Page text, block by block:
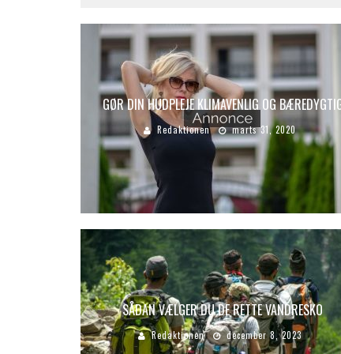
GØR DIN HUDPLEJE KLIMAVENLIG OG
Redaktionen marts 31, 2020
SÅDAN VÆLGER DU DE RETTE VANDRESKO
Redaktionen december 8, 2023